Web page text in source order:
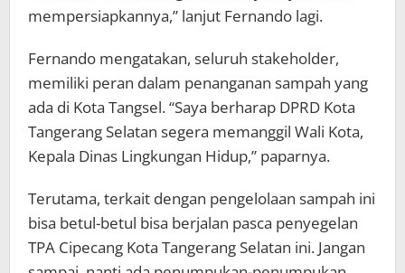
mempersiapkannya,” lanjut Fernando lagi.
Fernando mengatakan, seluruh stakeholder,
memiliki peran dalam penanganan sampah yang
ada di Kota Tangsel. “Saya berharap DPRD Kota
Tangerang Selatan segera memanggil Wali Kota,
Kepala Dinas Lingkungan Hidup,” paparnya.
Terutama, terkait dengan pengelolaan sampah ini
bisa betul-betul bisa berjalan pasca penyegelan
TPA Cipecang Kota Tangerang Selatan ini. Jangan